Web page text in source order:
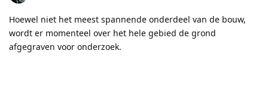
Hoewel niet het meest spannende onderdeel van de bouw,
wordt er momenteel over het hele gebied de grond
afgegraven voor onderzoek.